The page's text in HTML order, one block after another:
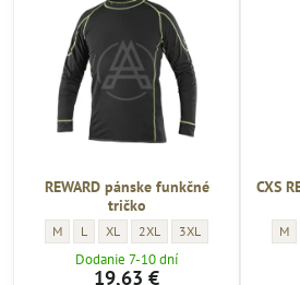
REWARD pánske funkčné
tričko
REWARD pánske funkčné tričko - VELKOSTI
M REWARD pánske funkčné tričko -
L REWARD pánske funkčné tričko -
XL REWARD pánske funkčné
2XL REWARD pánske
3XL
Dodanie 7-10 dní
19,63 €
CXS
M